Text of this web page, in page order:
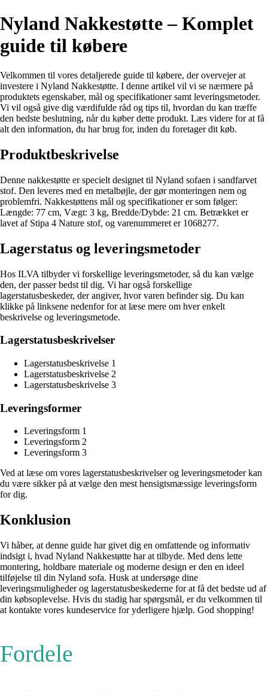
Nyland Nakkestøtte – Komplet
guide til købere
Velkommen til vores detaljerede guide til købere, der overvejer at
investere i Nyland Nakkestøtte. I denne artikel vil vi se nærmere på
produktets egenskaber, mål og specifikationer samt leveringsmetoder.
Vi vil også give dig værdifulde råd og tips til, hvordan du kan træffe
den bedste beslutning, når du køber dette produkt. Læs videre for at få
alt den information, du har brug for, inden du foretager dit køb.
Produktbeskrivelse
Denne nakkestøtte er specielt designet til Nyland sofaen i sandfarvet
stof. Den leveres med en metalbøjle, der gør monteringen nem og
problemfri. Nakkestøttens mål og specifikationer er som følger:
Længde: 77 cm, Vægt: 3 kg, Bredde/Dybde: 21 cm. Betrækket er
lavet af Stipa 4 Nature stof, og varenummeret er 1068277.
Lagerstatus og leveringsmetoder
Hos ILVA tilbyder vi forskellige leveringsmetoder, så du kan vælge
den, der passer bedst til dig. Vi har også forskellige
lagerstatusbeskeder, der angiver, hvor varen befinder sig. Du kan
klikke på linksene nedenfor for at læse mere om hver enkelt
beskrivelse og leveringsmetode.
Lagerstatusbeskrivelser
Lagerstatusbeskrivelse 1
Lagerstatusbeskrivelse 2
Lagerstatusbeskrivelse 3
Leveringsformer
Leveringsform 1
Leveringsform 2
Leveringsform 3
Ved at læse om vores lagerstatusbeskrivelser og leveringsmetoder kan
du være sikker på at vælge den mest hensigtsmæssige leveringsform
for dig.
Konklusion
Vi håber, at denne guide har givet dig en omfattende og informativ
indsigt i, hvad Nyland Nakkestøtte har at tilbyde. Med dens lette
montering, holdbare materiale og moderne design er den en ideel
tilføjelse til din Nyland sofa. Husk at undersøge dine
leveringsmuligheder og lagerstatusbeskederne for at få det bedste ud af
din købsoplevelse. Hvis du stadig har spørgsmål, er du velkommen til
at kontakte vores kundeservice for yderligere hjælp. God shopping!
Fordele